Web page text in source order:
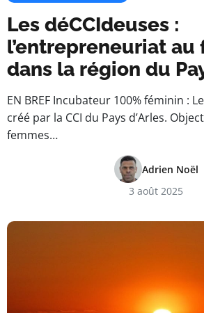
Les déCCIdeuses :
l’entrepreneuriat au
dans la région du
EN BREF Incubateur 100% féminin :
créé par la CCI du Pays d’Arles.
femmes…
Adrien Noël
3 août 2025